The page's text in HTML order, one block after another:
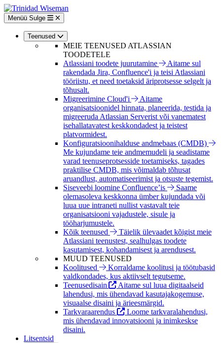
Liigu
edasi
põhisisu
juurde
Menüü Sulge
Teenused
MEIE TEENUSED ATLASSIAN
TOODETELE
Atlassiani toodete juurutamine
Aitame sul
rakendada Jira, Confluence'i ja teisi Atlassiani
tööriistu, et need toetaksid äriprotsesse selgelt ja
tõhusalt.
Migreerimine Cloud'i
Aitame
organisatsioonidel hinnata, planeerida, testida ja
migreeruda Atlassian Serverist või vanematest
isehallatavatest keskkondadest ja teistest
platvormidest.
Konfiguratsioonihalduse andmebaas (CMDB)
Me kujundame teie andmemudeli ja seadistame
varad teenuseprotsesside toetamiseks, tagades
praktilise CMDB, mis võimaldab tõhusat
aruandlust, automatiseerimist ja otsuste tegemist.
Siseveebi loomine Confluence’is
Saame
olemasoleva keskkonna ümber kujundada või
luua uue intraneti nullist vastavalt teie
organisatsiooni vajadustele, sisule ja
tööharjumustele.
Kõik teenused
Täielik ülevaadet kõigist meie
Atlassiani teenustest, sealhulgas toodete
kasutamisest, kohandamisest ja arendusest.
MUUD TEENUSED
Koolitused
Korraldame koolitusi ja töötubasid
valdkondades, kus aktiivselt tegutseme.
Teenusedisain
Aitame sul luua digitaalseid
lahendusi, mis ühendavad kasutajakogemuse,
visuaalse disaini ja ärieesmärgid.
Tarkvaraarendus
Loome tarkvaralahendusi,
mis ühendavad innovatsiooni ja inimkeskse
disaini.
Litsentsid